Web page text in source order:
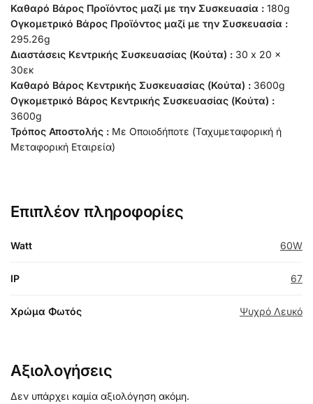
Καθαρό Βάρος Προϊόντος μαζί με την Συσκευασία : 180g
Ογκομετρικό Βάρος Προϊόντος μαζί με την Συσκευασία :
295.26g
Διαστάσεις Κεντρικής Συσκευασίας (Κούτα) : 30 x 20 x
30εκ
Καθαρό Βάρος Κεντρικής Συσκευασίας (Κούτα) : 3600g
Ογκομετρικό Βάρος Κεντρικής Συσκευασίας (Κούτα) :
3600g
Τρόπος Αποστολής : Με Οποιοδήποτε (Ταχυμεταφορική ή
Μεταφορική Εταιρεία)
Επιπλέον πληροφορίες
Watt 60W
IP 67
Χρώμα Φωτός Ψυχρό Λευκό
Αξιολογήσεις
Δεν υπάρχει καμία αξιολόγηση ακόμη.